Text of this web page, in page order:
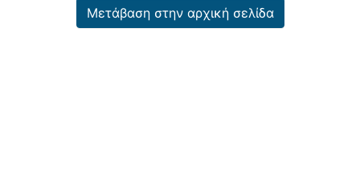
Μετάβαση στην αρχική σελίδα